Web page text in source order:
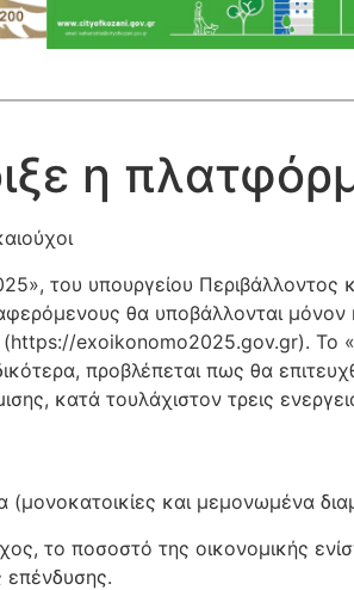
η
του υπουργείου Περιβάλλοντος
θα υποβάλλονται
exoikonomo2025.gov.gr). Το
προβλέπεται πως θα
κατά τουλάχιστον τρεις
(μονοκατοικίες και μεμονωμένα
το ποσοστό της οικονομικής
επένδυσης.